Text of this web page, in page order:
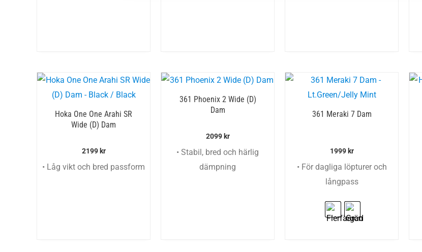
Hoka One One Arahi SR
Wide (D) Dam
2199 kr
• Låg vikt och bred passform
361 Phoenix 2 Wide (D)
Dam
2099 kr
• Stabil, bred och härlig
dämpning
361 Meraki 7 Dam
1999 kr
• För dagliga löpturer och
långpass